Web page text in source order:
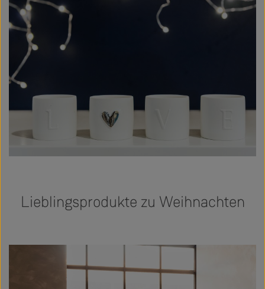
Lieblingsprodukte zu Weihnachten